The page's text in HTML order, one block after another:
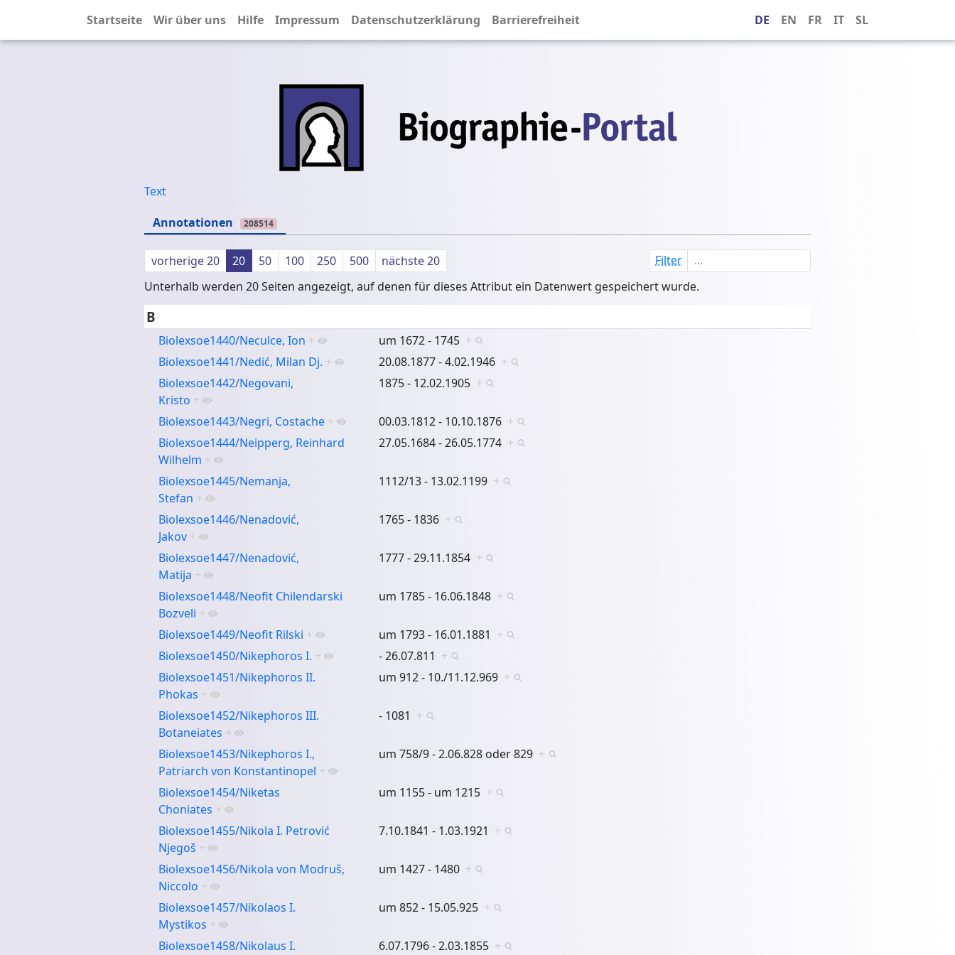
Startseite Wir über uns Hilfe Impressum Datenschutzerklärung Barrierefreiheit DE EN FR IT SL
Text
Annotationen
208514
vorherige 20 20 50 100 250 500 nächste 20
Filter
Unterhalb werden 20 Seiten angezeigt, auf denen für dieses Attribut ein Datenwert gespeichert wurde.
B
Biolexsoe1440/Neculce, Ion + um 1672 - 1745 +
Biolexsoe1441/Nedić, Milan Dj. + 20.08.1877 - 4.02.1946 +
Biolexsoe1442/Negovani,
Kristo +
1875 - 12.02.1905 +
Biolexsoe1443/Negri, Costache + 00.03.1812 - 10.10.1876 +
Biolexsoe1444/Neipperg, Reinhard
Wilhelm +
27.05.1684 - 26.05.1774 +
Biolexsoe1445/Nemanja,
Stefan +
1112/13 - 13.02.1199 +
Biolexsoe1446/Nenadović,
Jakov +
1765 - 1836 +
Biolexsoe1447/Nenadović,
Matija +
1777 - 29.11.1854 +
Biolexsoe1448/Neofit Chilendarski
Bozveli +
um 1785 - 16.06.1848 +
Biolexsoe1449/Neofit Rilski + um 1793 - 16.01.1881 +
Biolexsoe1450/Nikephoros I. + - 26.07.811 +
Biolexsoe1451/Nikephoros II.
Phokas +
um 912 - 10./11.12.969 +
Biolexsoe1452/Nikephoros III.
Botaneiates +
- 1081 +
Biolexsoe1453/Nikephoros I.,
Patriarch von Konstantinopel +
um 758/9 - 2.06.828 oder 829 +
Biolexsoe1454/Niketas
Choniates +
um 1155 - um 1215 +
Biolexsoe1455/Nikola I. Petrović
Njegoš +
7.10.1841 - 1.03.1921 +
Biolexsoe1456/Nikola von Modruš,
Niccolo +
um 1427 - 1480 +
Biolexsoe1457/Nikolaos I.
Mystikos +
um 852 - 15.05.925 +
Biolexsoe1458/Nikolaus I. 6.07.1796 - 2.03.1855 +